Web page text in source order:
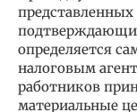
определяется
налоговым
работников
материальные